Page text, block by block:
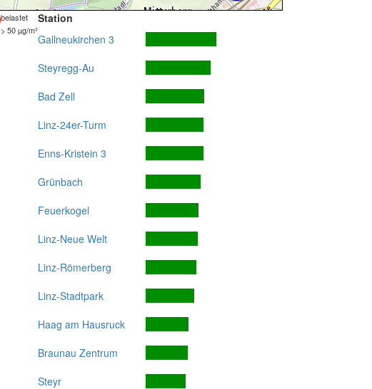
belastet
> 50 µg/m³
Station
Gallneukirchen 3
Steyregg-Au
Bad Zell
Linz-24er-Turm
Enns-Kristein 3
Grünbach
Feuerkogel
Linz-Neue Welt
Linz-Römerberg
Linz-Stadtpark
Haag am Hausruck
Braunau Zentrum
Steyr